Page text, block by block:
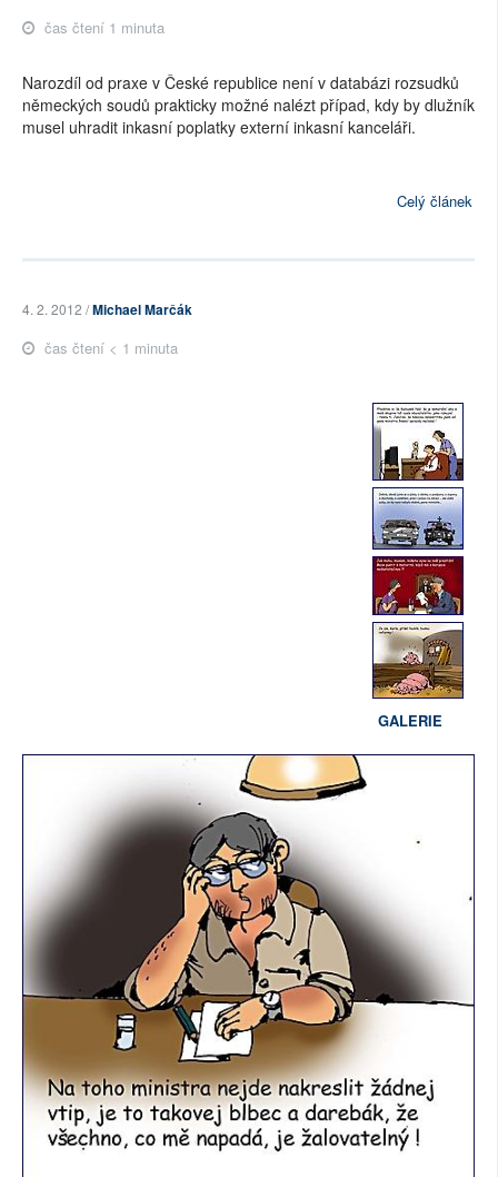
čas čtení 1 minuta
Narozdíl od praxe v České republice není v databázi rozsudků
německých soudů prakticky možné nalézt případ, kdy by dlužník
musel uhradit inkasní poplatky externí inkasní kanceláři.
Celý článek
4. 2. 2012 /Michael Marčák
čas čtení < 1 minuta
GALERIE